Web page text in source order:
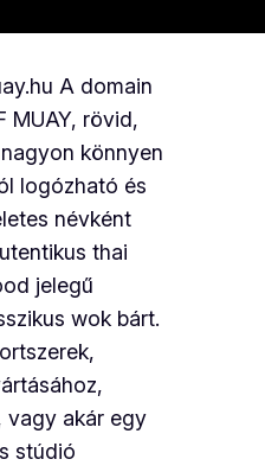
A domain
MUAY, rövid,
könnyen
logózható és
névként
thai
jelegű
wok bárt.
vagy akár egy
stúdió